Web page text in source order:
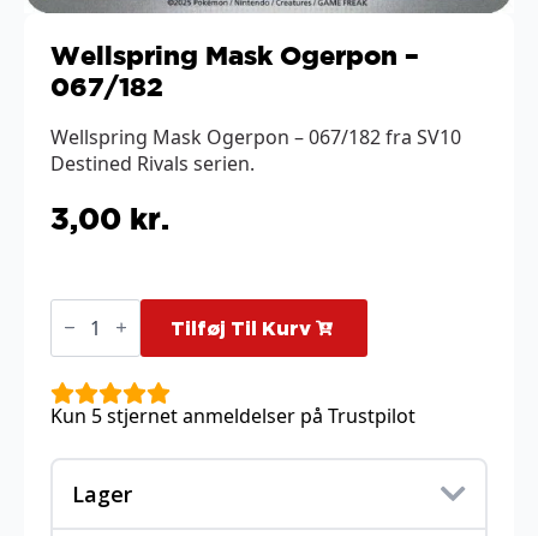
Wellspring Mask Ogerpon –
067/182
Wellspring Mask Ogerpon – 067/182 fra SV10
Destined Rivals serien.
3,00 kr.
Wellspring
Mask
-
067/182
antal
Tilføj Til Kurv
Kun 5 stjernet anmeldelser på Trustpilot
Lager